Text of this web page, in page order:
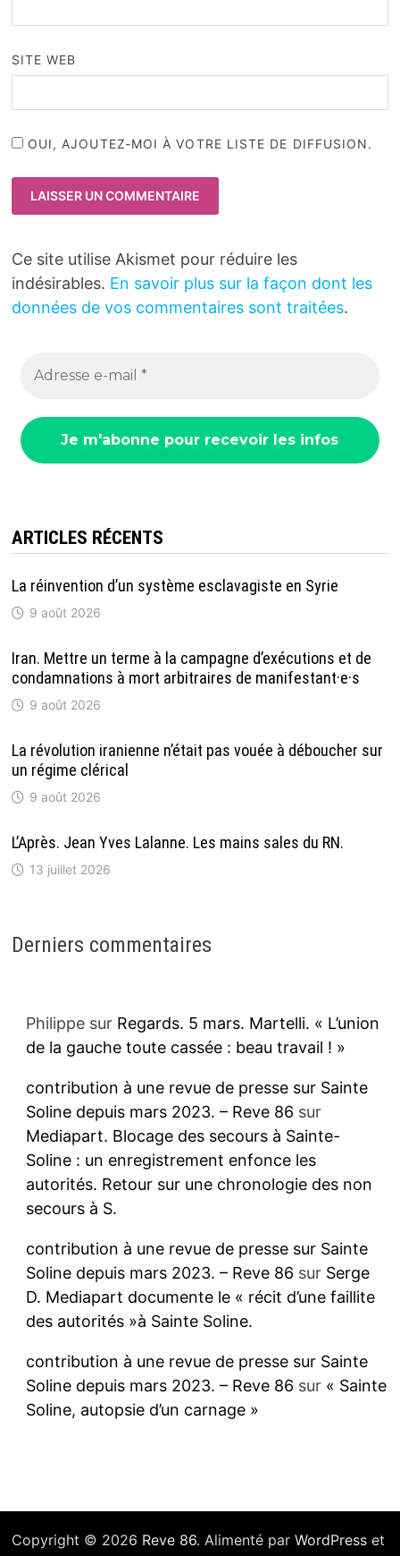
SITE WEB
OUI, AJOUTEZ-MOI À VOTRE LISTE DE DIFFUSION.
Ce site utilise Akismet pour réduire les
indésirables. En savoir plus sur la façon dont les
données de vos commentaires sont traitées.
ARTICLES RÉCENTS
La réinvention d’un système esclavagiste en Syrie
9 août 2026
Iran. Mettre un terme à la campagne d’exécutions et de
condamnations à mort arbitraires de manifestant·e·s
9 août 2026
La révolution iranienne n’était pas vouée à déboucher sur
un régime clérical
9 août 2026
L’Après. Jean Yves Lalanne. Les mains sales du RN.
13 juillet 2026
Derniers commentaires
Philippesur Regards. 5 mars. Martelli. « L’union
de la gauche toute cassée : beau travail ! »
contribution à une revue de presse sur Sainte
Soline depuis mars 2023. – Reve 86 sur
Mediapart. Blocage des secours à Sainte-
Soline : un enregistrement enfonce les
autorités. Retour sur une chronologie des non
secours à S.
contribution à une revue de presse sur Sainte
Soline depuis mars 2023. – Reve 86 sur Serge
D. Mediapart documente le « récit d’une faillite
des autorités »à Sainte Soline.
contribution à une revue de presse sur Sainte
Soline depuis mars 2023. – Reve 86 sur « Sainte
Soline, autopsie d’un carnage »
Copyright © 2026 Reve 86. Alimenté par WordPresset